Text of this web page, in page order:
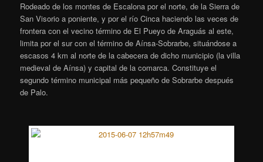
Rodeado de los montes de Escalona por el norte, de la Sierra de
San Visorio a poniente, y por el río Cinca haciendo las veces de
frontera con el vecino término de El Pueyo de Araguás al este,
limita por el sur con el término de Aínsa-Sobrarbe, situándose a
escasos 4 km al norte de la cabecera de dicho municipio (la villa
medieval de Aínsa) y capital de la comarca. Constituye el
segundo término municipal más pequeño de Sobrarbe después
de Palo.